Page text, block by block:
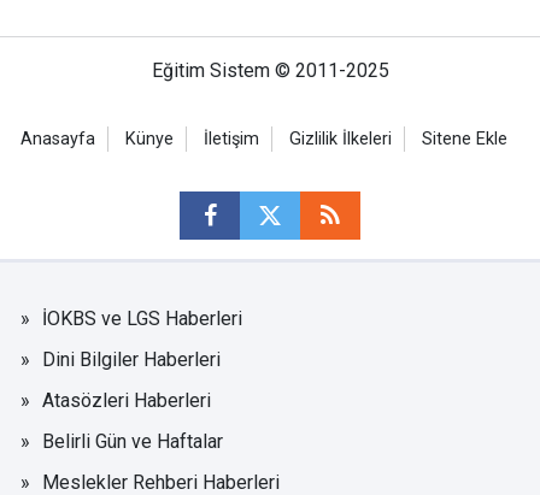
Eğitim Sistem © 2011-2025
Anasayfa Künye İletişim Gizlilik İlkeleri Sitene Ekle
İOKBS ve LGS Haberleri
Dini Bilgiler Haberleri
Atasözleri Haberleri
Belirli Gün ve Haftalar
Meslekler Rehberi Haberleri